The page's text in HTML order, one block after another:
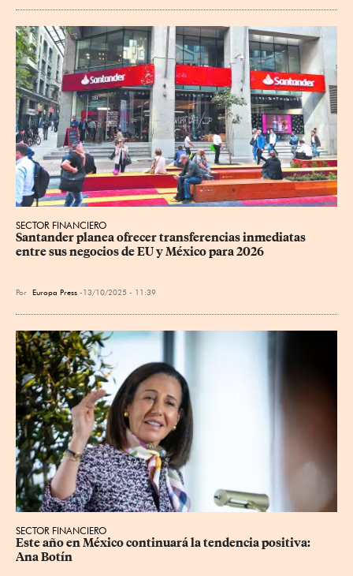
SECTOR FINANCIERO
Santander planea ofrecer transferencias inmediatas
entre sus negocios de EU y México para 2026
Por Europa Press 13/10/2025 - 11:39
SECTOR FINANCIERO
Este año en México continuará la tendencia positiva:
Ana Botín